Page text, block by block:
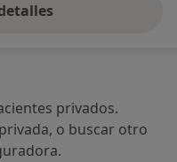
la dirección
privados.
o buscar otro